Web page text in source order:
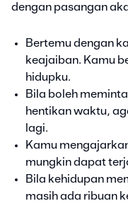
dengan pasangan
Bertemu dengan
keajaiban. Kamu
hidupku.
Bila boleh
hentikan waktu,
lagi.
Kamu
mungkin dapat
Bila kehidupan
masih ada ribuan